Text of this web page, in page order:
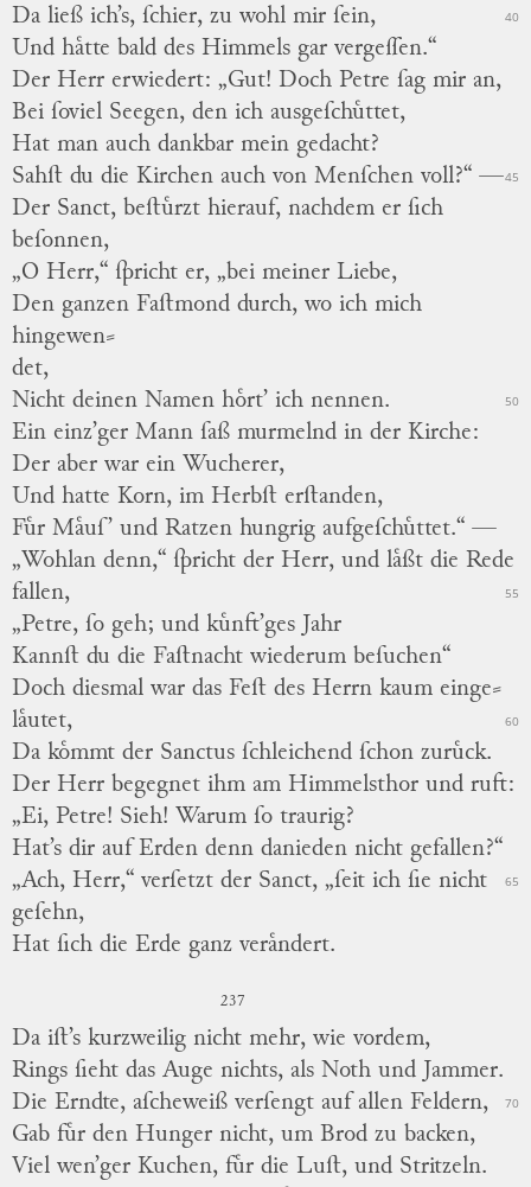
Da ließ ich’s, ſchier, zu wohl mir ſein,
40
Und haͤtte bald des Himmels gar vergeſſen.“
Der Herr erwiedert: „Gut! Doch Petre ſag mir an,
Bei ſoviel Seegen, den ich ausgeſchuͤttet,
Hat man auch dankbar mein gedacht?
Sahſt du die Kirchen auch von Menſchen voll?“ —45
Der Sanct, beſtuͤrzt hierauf, nachdem er ſich
beſonnen,
„O Herr,“ ſpricht er, „bei meiner Liebe,
Den ganzen Faſtmond durch, wo ich mich
hingewen⸗
det,
Nicht deinen Namen hoͤrt’ ich nennen.
50
Ein einz’ger Mann ſaß murmelnd in der Kirche:
Der aber war ein Wucherer,
Und hatte Korn, im Herbſt erſtanden,
Fuͤr Maͤuſ’ und Ratzen hungrig aufgeſchuͤttet.“ —
„Wohlan denn,“ ſpricht der Herr, und laͤßt die Rede
55
fallen,
„Petre, ſo geh; und kuͤnft’ges Jahr
Kannſt du die Faſtnacht wiederum beſuchen“
Doch diesmal war das Feſt des Herrn kaum einge⸗
laͤutet,
60
Da koͤmmt der Sanctus ſchleichend ſchon zuruͤck.
Der Herr begegnet ihm am Himmelsthor und ruft:
„Ei, Petre! Sieh! Warum ſo traurig?
Hat’s dir auf Erden denn danieden nicht gefallen?“
„Ach, Herr,“ verſetzt der Sanct, „ſeit ich ſie nicht
65
geſehn,
Hat ſich die Erde ganz veraͤndert.
237
Da iſt’s kurzweilig nicht mehr, wie vordem,
Rings ſieht das Auge nichts, als Noth und Jammer.
Die Erndte, aſcheweiß verſengt auf allen Feldern,
70
Gab fuͤr den Hunger nicht, um Brod zu backen,
Viel wen’ger Kuchen, fuͤr die Luſt, und Stritzeln.